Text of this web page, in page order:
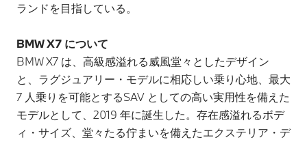
ランドを目指している。
BMW X7 について
BMW X7 は、高級感溢れる威風堂々としたデザイン
と、ラグジュアリー・モデルに相応しい乗り心地、最大
7 人乗りを可能とするSAV としての高い実用性を備えた
モデルとして、2019 年に誕生した。存在感溢れるボデ
ィ・サイズ、堂々たる佇まいを備えたエクステリア・デ